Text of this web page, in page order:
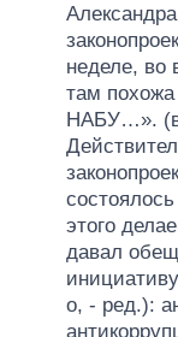
неделе, во
там
НАБУ…».
этого
давал
о, - ред.):